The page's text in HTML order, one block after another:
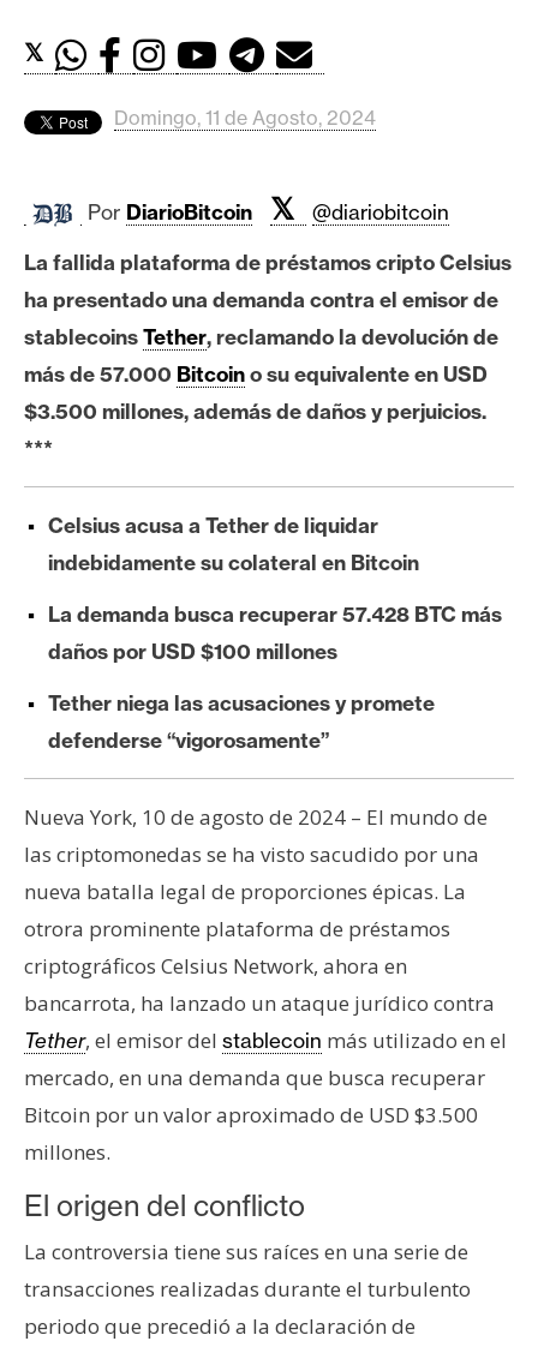
d
s
B
t
c
o
n
h
e
e
u
A
n
á
l
i
i
s
o
t
a
s
d
𝕏
Domingo, 11 de Agosto, 2024
Por DiarioBitcoin 𝕏
@diariobitcoin
La fallida plataforma de préstamos cripto Celsius
ha presentado una demanda contra el emisor de
stablecoinsTether, reclamando la devolución de
más de 57.000 Bitcoino su equivalente en USD
$3.500 millones, además de daños y perjuicios.
***
Celsius acusa a Tether de liquidar
indebidamente su colateral en Bitcoin
La demanda busca recuperar 57.428 BTC más
daños por USD $100 millones
Tether niega las acusaciones y promete
defenderse “vigorosamente”
Nueva York, 10 de agosto de 2024 – El mundo de
las criptomonedas se ha visto sacudido por una
nueva batalla legal de proporciones épicas. La
otrora prominente plataforma de préstamos
criptográficos Celsius Network, ahora en
bancarrota, ha lanzado un ataque jurídico contra
Tether, el emisor del stablecoin más utilizado en el
mercado, en una demanda que busca recuperar
Bitcoin por un valor aproximado de USD $3.500
millones.
El origen del conflicto
La controversia tiene sus raíces en una serie de
transacciones realizadas durante el turbulento
periodo que precedió a la declaración de